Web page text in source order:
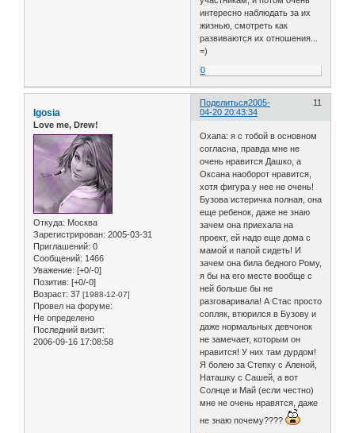
интересно наблюдать за их
жизнью, смотреть как
развиваются их отношения...
=)
0
Поделиться 11
2005-
04-20 20:43:34
Igosia
Love me, Drew!
Откуда: Москва
Зарегистрирован: 2005-03-31
Приглашений: 0
Сообщений: 1466
Уважение: [+0/-0]
Позитив: [+0/-0]
Возраст: 37 [1988-12-07]
Провел на форуме:
Не определено
Последний визит:
2006-09-16 17:08:58
Охапа: я с тобой в основном
согласна, правда мне не
очень нравится Дашко, а
Оксана наоборот нравится,
хотя фигура у нее не очень!
Бузова истеричка полная, она
еще ребенок, даже не знаю
зачем она приехала на
проект, ей надо еще дома с
мамой и папой сидеть! И
зачем она била бедного Рому,
я бы на его месте вообще с
ней больше бы не
разговаривала! А Стас просто
сопляк, втюрился в Бузову и
даже нормальных девчонок
не замечает, которым он
нравится! У них там дурдом!
Я болею за Степку с Аленой,
Наташку с Сашей, а вот
Солнце и Май (если честно)
мне не очень нравятся, даже
не знаю почему????